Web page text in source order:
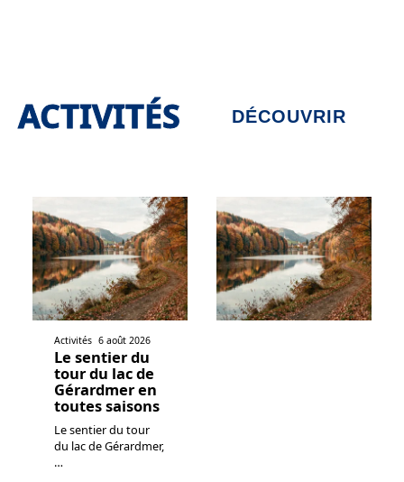
ACTIVITÉS DÉCOUVRIR
Activités 6 août 2026
Le sentier du
tour du lac de
Gérardmer en
toutes saisons
Le sentier du tour
du lac de Gérardmer,
…